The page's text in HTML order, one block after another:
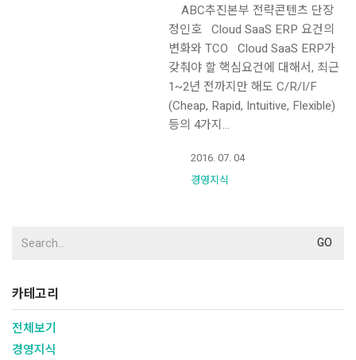
ABC추진본부 전략콘텐츠 단장
정인호 Cloud SaaS ERP 요건의
변화와 TCO Cloud SaaS ERP가
갖춰야 할 핵심요건에 대해서, 최근
1~2년 전까지만 해도 C/R/I/F
(Cheap, Rapid, Intuitive, Flexible)
등의 4가지…
2016. 07. 04
경영지식
for:
카테고리
전체보기
경영지식